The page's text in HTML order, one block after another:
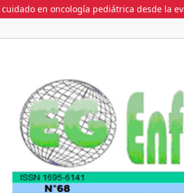
en oncología pediátrica desde la